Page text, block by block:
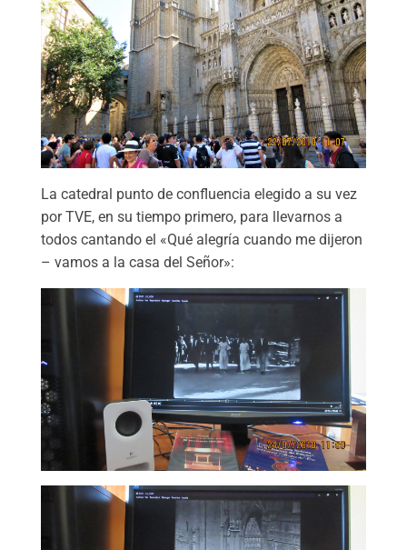
La catedral punto de confluencia elegido a su vez
por TVE, en su tiempo primero, para llevarnos a
todos cantando el «Qué alegría cuando me dijeron
– vamos a la casa del Señor»: